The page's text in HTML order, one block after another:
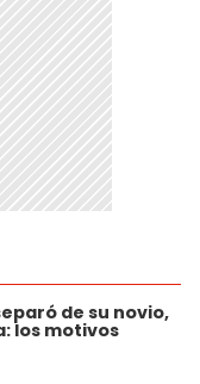
de su novio,
los motivos